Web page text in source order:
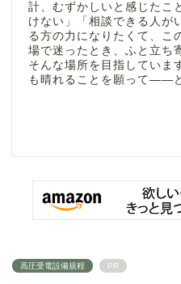
計、むずかしいと感じたこ
けない」「相談できる人
る方の力になりたくて、こ
場で迷ったとき、ふと立ち
そんな場所を目指していま
も晴れることを願って――
高圧受電設備規程 PR